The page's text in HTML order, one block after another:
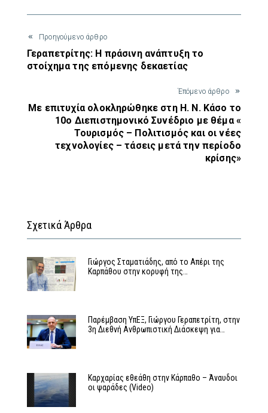
Προηγούμενο άρθρο
Γεραπετρίτης: Η πράσινη ανάπτυξη το
στοίχημα της επόμενης δεκαετίας
Έπόμενο άρθρο
Με επιτυχία ολοκληρώθηκε στη Η. Ν. Κάσο το
10ο Διεπιστημονικό Συνέδριο με θέμα «
Τουρισμός – Πολιτισμός και οι νέες
τεχνολογίες – τάσεις μετά την περίοδο
κρίσης»
Σχετικά Άρθρα
Γιώργος Σταματιάδης, από το Απέρι της
Καρπάθου στην κορυφή της…
Παρέμβαση ΥπΕΞ, Γιώργου Γεραπετρίτη, στην
3η Διεθνή Ανθρωπιστική Διάσκεψη για…
Καρχαρίας εθεάθη στην Κάρπαθο – Άναυδοι
οι ψαράδες (Video)